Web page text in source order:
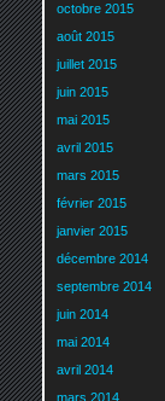
octobre 2015
août 2015
juillet 2015
juin 2015
mai 2015
avril 2015
mars 2015
février 2015
janvier 2015
décembre 2014
septembre 2014
juin 2014
mai 2014
avril 2014
mars 2014